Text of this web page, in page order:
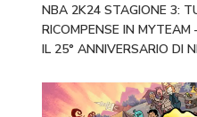
NBA 2K24 STAGIONE 3:
RICOMPENSE IN MYTEAM
IL 25° ANNIVERSARIO DI